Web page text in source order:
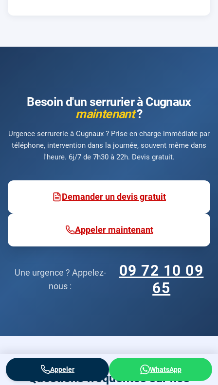
Besoin d'un serrurier à Cugnaux
maintenant?
Urgence serrurerie à Cugnaux ? Prise en charge immédiate par
téléphone, intervention dans la journée, souvent même dans
l'heure. 6j/7 de 7h30 à 22h. Devis gratuit.
Demander un devis gratuit
Appeler maintenant
Une urgence ? Appelez-
nous :
09 72 10 09
65
Questions fréquentes sur nos
Appeler WhatsApp